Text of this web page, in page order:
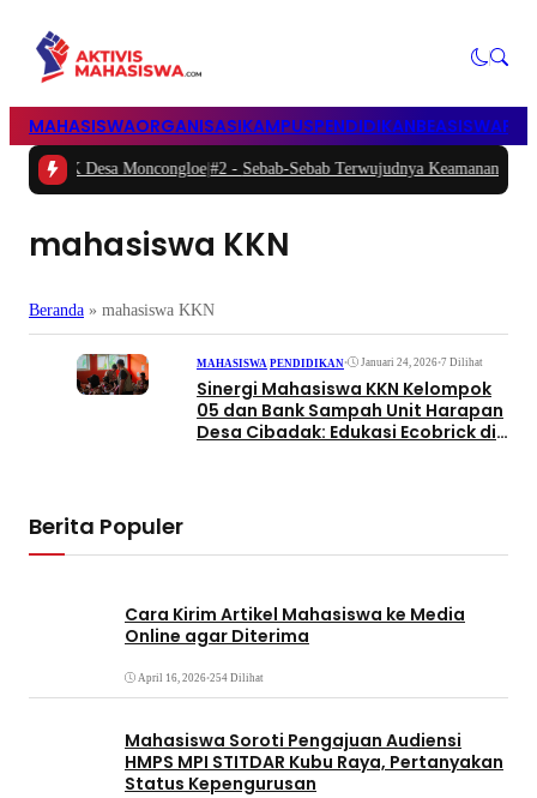
MAHASISWAORGANISASIKAMPUSPENDIDIKANBEASISWA
Moncongloe|#2 -Sebab-Sebab Terwujudnya Keamanan Negeri &
mahasiswa KKN
Beranda » mahasiswa KKN
MAHASISWA PENDIDIKAN• Januari 24, 2026•7 Dilihat
Sinergi Mahasiswa KKN Kelompok
05 dan Bank Sampah Unit Harapan
Desa Cibadak: Edukasi Ecobrick di
Berita Populer
Cara Kirim Artikel Mahasiswa ke Media
Online agar Diterima
April 16, 2026•254 Dilihat
Mahasiswa Soroti Pengajuan Audiensi
HMPS MPI STITDAR Kubu Raya, Pertanyakan
Status Kepengurusan